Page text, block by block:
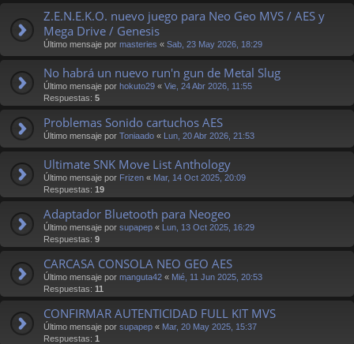
Z.E.N.E.K.O. nuevo juego para Neo Geo MVS / AES y
Mega Drive / Genesis
Último mensaje por masteries « Sab, 23 May 2026, 18:29
No habrá un nuevo run'n gun de Metal Slug
Último mensaje por hokuto29 « Vie, 24 Abr 2026, 11:55
Respuestas: 5
Problemas Sonido cartuchos AES
Último mensaje por Toniaado « Lun, 20 Abr 2026, 21:53
Ultimate SNK Move List Anthology
Último mensaje por Frizen « Mar, 14 Oct 2025, 20:09
Respuestas: 19
Adaptador Bluetooth para Neogeo
Último mensaje por supapep « Lun, 13 Oct 2025, 16:29
Respuestas: 9
CARCASA CONSOLA NEO GEO AES
Último mensaje por manguta42 « Mié, 11 Jun 2025, 20:53
Respuestas: 11
CONFIRMAR AUTENTICIDAD FULL KIT MVS
Último mensaje por supapep « Mar, 20 May 2025, 15:37
Respuestas: 1